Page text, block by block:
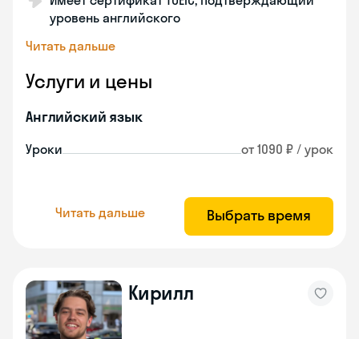
уровень английского
Читать дальше
Услуги и цены
Английский язык
Уроки от 1090 ₽ / урок
Читать дальше Выбрать время
Кирилл